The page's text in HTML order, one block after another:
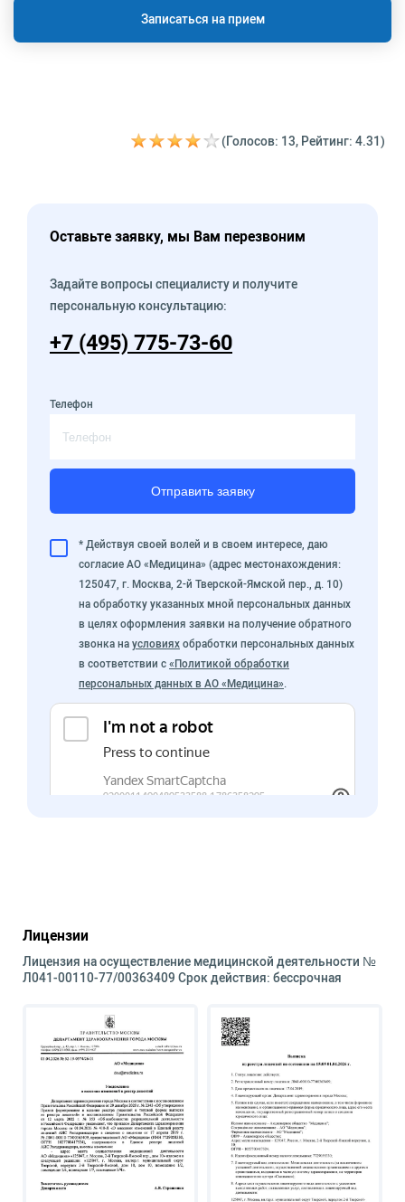
Записаться на прием
(Голосов: 13, Рейтинг: 4.31)
Оставьте заявку, мы Вам перезвоним
Задайте вопросы специалисту и получите
персональную консультацию:
+7 (495) 775-73-60
Телефон
Отправить заявку
* Действуя своей волей и в своем интересе, даю
согласие АО «Медицина» (адрес местонахождения:
125047, г. Москва, 2-й Тверской-Ямской пер., д. 10)
на обработку указанных мной персональных данных
в целях оформления заявки на получение обратного
звонка на условиях обработки персональных данных
в соответствии с «Политикой обработки
персональных данных в АО «Медицина».
Лицензии
Лицензия на осуществление медицинской деятельности №
Л041-00110-77/00363409 Срок действия: бессрочная